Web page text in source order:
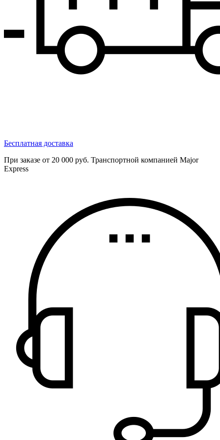
Бесплатная доставка
При заказе от 20 000 руб. Транспортной компанией Major
Express